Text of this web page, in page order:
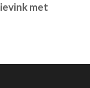
met